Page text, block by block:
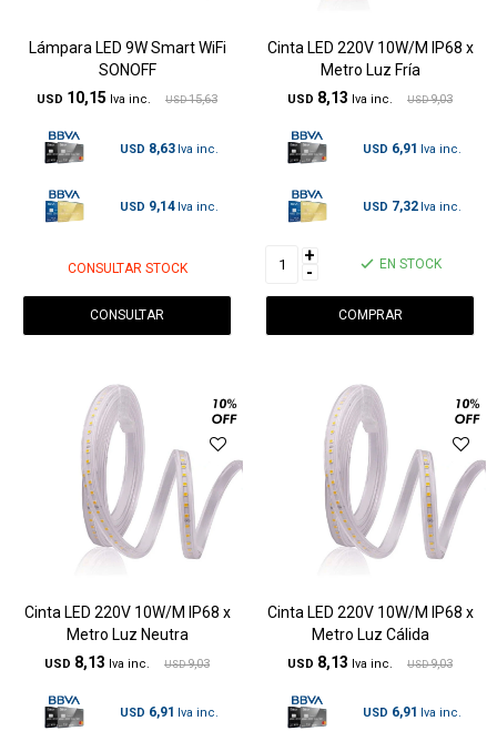
Lámpara LED 9W Smart WiFi
SONOFF
USD 10,15 USD 15,63
USD 8,63
USD 9,14
CONSULTAR STOCK
CONSULTAR
Cinta LED 220V 10W/M IP68 x
Metro Luz Fría
USD 8,13 USD 9,03
USD 6,91
USD 7,32
+
- EN STOCK
Cinta LED 220V 10W/M IP68 x
Metro Luz Neutra
USD 8,13 USD 9,03
USD 6,91
Cinta LED 220V 10W/M IP68 x
Metro Luz Cálida
USD 8,13 USD 9,03
USD 6,91